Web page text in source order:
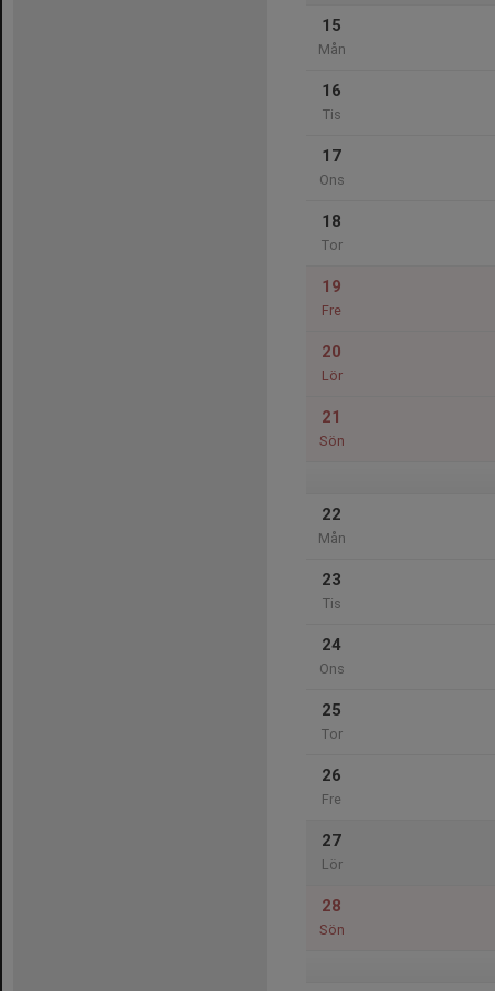
15
Mån
16
Tis
17
Ons
18
Tor
19
Fre
20
Lör
21
Sön
22
Mån
23
Tis
24
Ons
25
Tor
26
Fre
27
Lör
28
Sön